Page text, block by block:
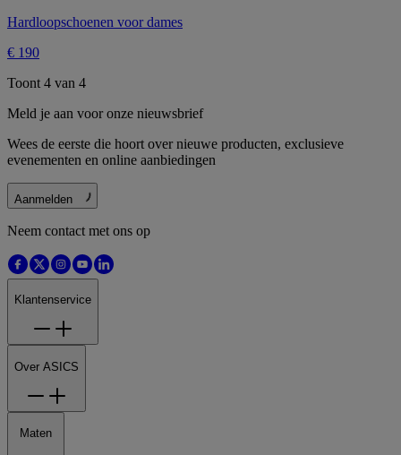
Hardloopschoenen voor dames
€ 190
Toont 4 van 4
Meld je aan voor onze nieuwsbrief
Wees de eerste die hoort over nieuwe producten, exclusieve
evenementen en online aanbiedingen
Aanmelden
Neem contact met ons op
Klantenservice
Over ASICS
Maten